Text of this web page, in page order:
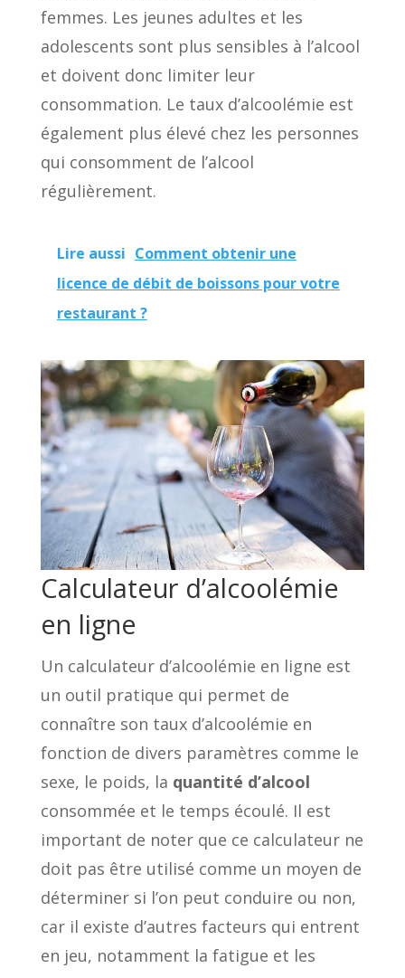
femmes. Les jeunes adultes et les
adolescents sont plus sensibles à l’alcool
et doivent donc limiter leur
consommation. Le taux d’alcoolémie est
également plus élevé chez les personnes
qui consomment de l’alcool
régulièrement.
Lire aussi Comment obtenir une
licence de débit de boissons pour votre
restaurant ?
Calculateur d’alcoolémie
en ligne
Un calculateur d’alcoolémie en ligne est
un outil pratique qui permet de
connaître son taux d’alcoolémie en
fonction de divers paramètres comme le
sexe, le poids, la quantité d’alcool
consommée et le temps écoulé. Il est
important de noter que ce calculateur ne
doit pas être utilisé comme un moyen de
déterminer si l’on peut conduire ou non,
car il existe d’autres facteurs qui entrent
en jeu, notamment la fatigue et les